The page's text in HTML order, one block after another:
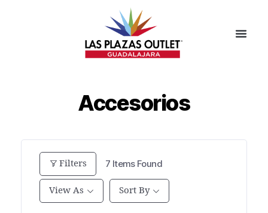
Accesorios
Filters 7 Items Found
View As Sort By